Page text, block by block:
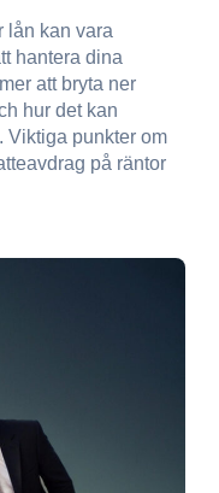
lån kan vara
hantera dina
att bryta ner
hur det kan
Viktiga punkter om
på räntor